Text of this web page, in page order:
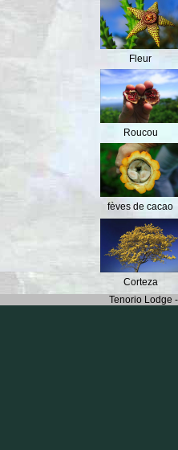
Fleur
Roucou
fèves de cacao
Corteza
Tenorio Lodge